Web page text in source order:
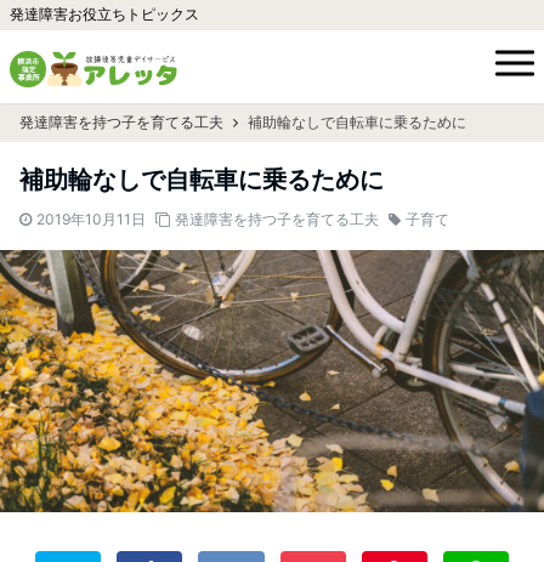
発達障害お役立ちトピックス
発達障害を持つ子を育てる工夫 補助輪なしで自転車に乗るために
補助輪なしで自転車に乗るために
2019年10月11日 発達障害を持つ子を育てる工夫 子育て